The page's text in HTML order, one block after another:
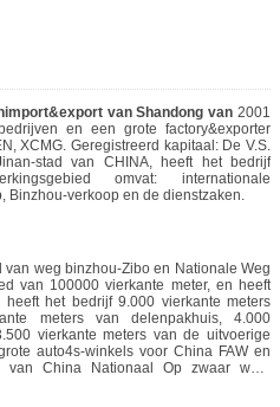
van Shandong van 2001
en een grote factory&exporter
XCMG. Geregistreerd kapitaal: De V.S.
stad van CHINA, heeft het bedrijf
omvat: internationale
Binzhou-verkoop en de dienstzaken.
weg binzhou-Zibo en Nationale Weg
van 100000 vierkante meter, en heeft
het bedrijf 9.000 vierkante meters
meters van delenpakhuis, 4.000
vierkante meters van de uitvoerige
auto4s-winkels voor China FAW en
China Nationaal Op zwaar werk